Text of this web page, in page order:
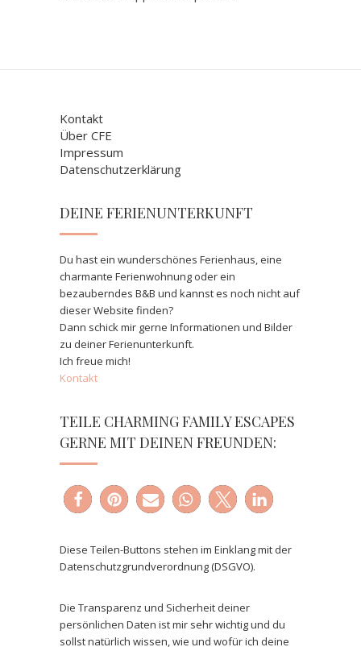
Kontakt
Über CFE
Impressum
Datenschutzerklärung
DEINE FERIENUNTERKUNFT
Du hast ein wunderschönes Ferienhaus, eine
charmante Ferienwohnung oder ein
bezauberndes B&B und kannst es noch nicht auf
dieser Website finden?
Dann schick mir gerne Informationen und Bilder
zu deiner Ferienunterkunft.
Ich freue mich!
Kontakt
TEILE CHARMING FAMILY ESCAPES
GERNE MIT DEINEN FREUNDEN:
Diese Teilen-Buttons stehen im Einklang mit der
Datenschutzgrundverordnung (DSGVO).
Die Transparenz und Sicherheit deiner
persönlichen Daten ist mir sehr wichtig und du
sollst natürlich wissen, wie und wofür ich deine